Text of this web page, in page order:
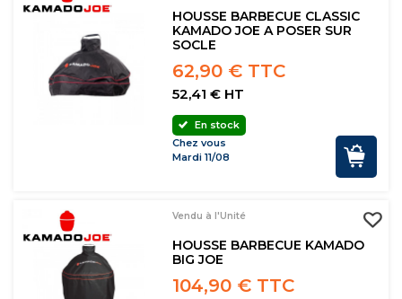
HOUSSE BARBECUE CLASSIC
KAMADO JOE A POSER SUR
SOCLE
62,90 € TTC
52,41 € HT
En stock
Chez vous
Mardi 11/08
Vendu à l'Unité
HOUSSE BARBECUE KAMADO
BIG JOE
104,90 € TTC